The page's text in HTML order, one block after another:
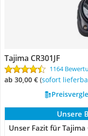
Tajima CR301JF
1164
ab 30,00 € ( Sofort
Unsere
Unser Fazit für Tajima